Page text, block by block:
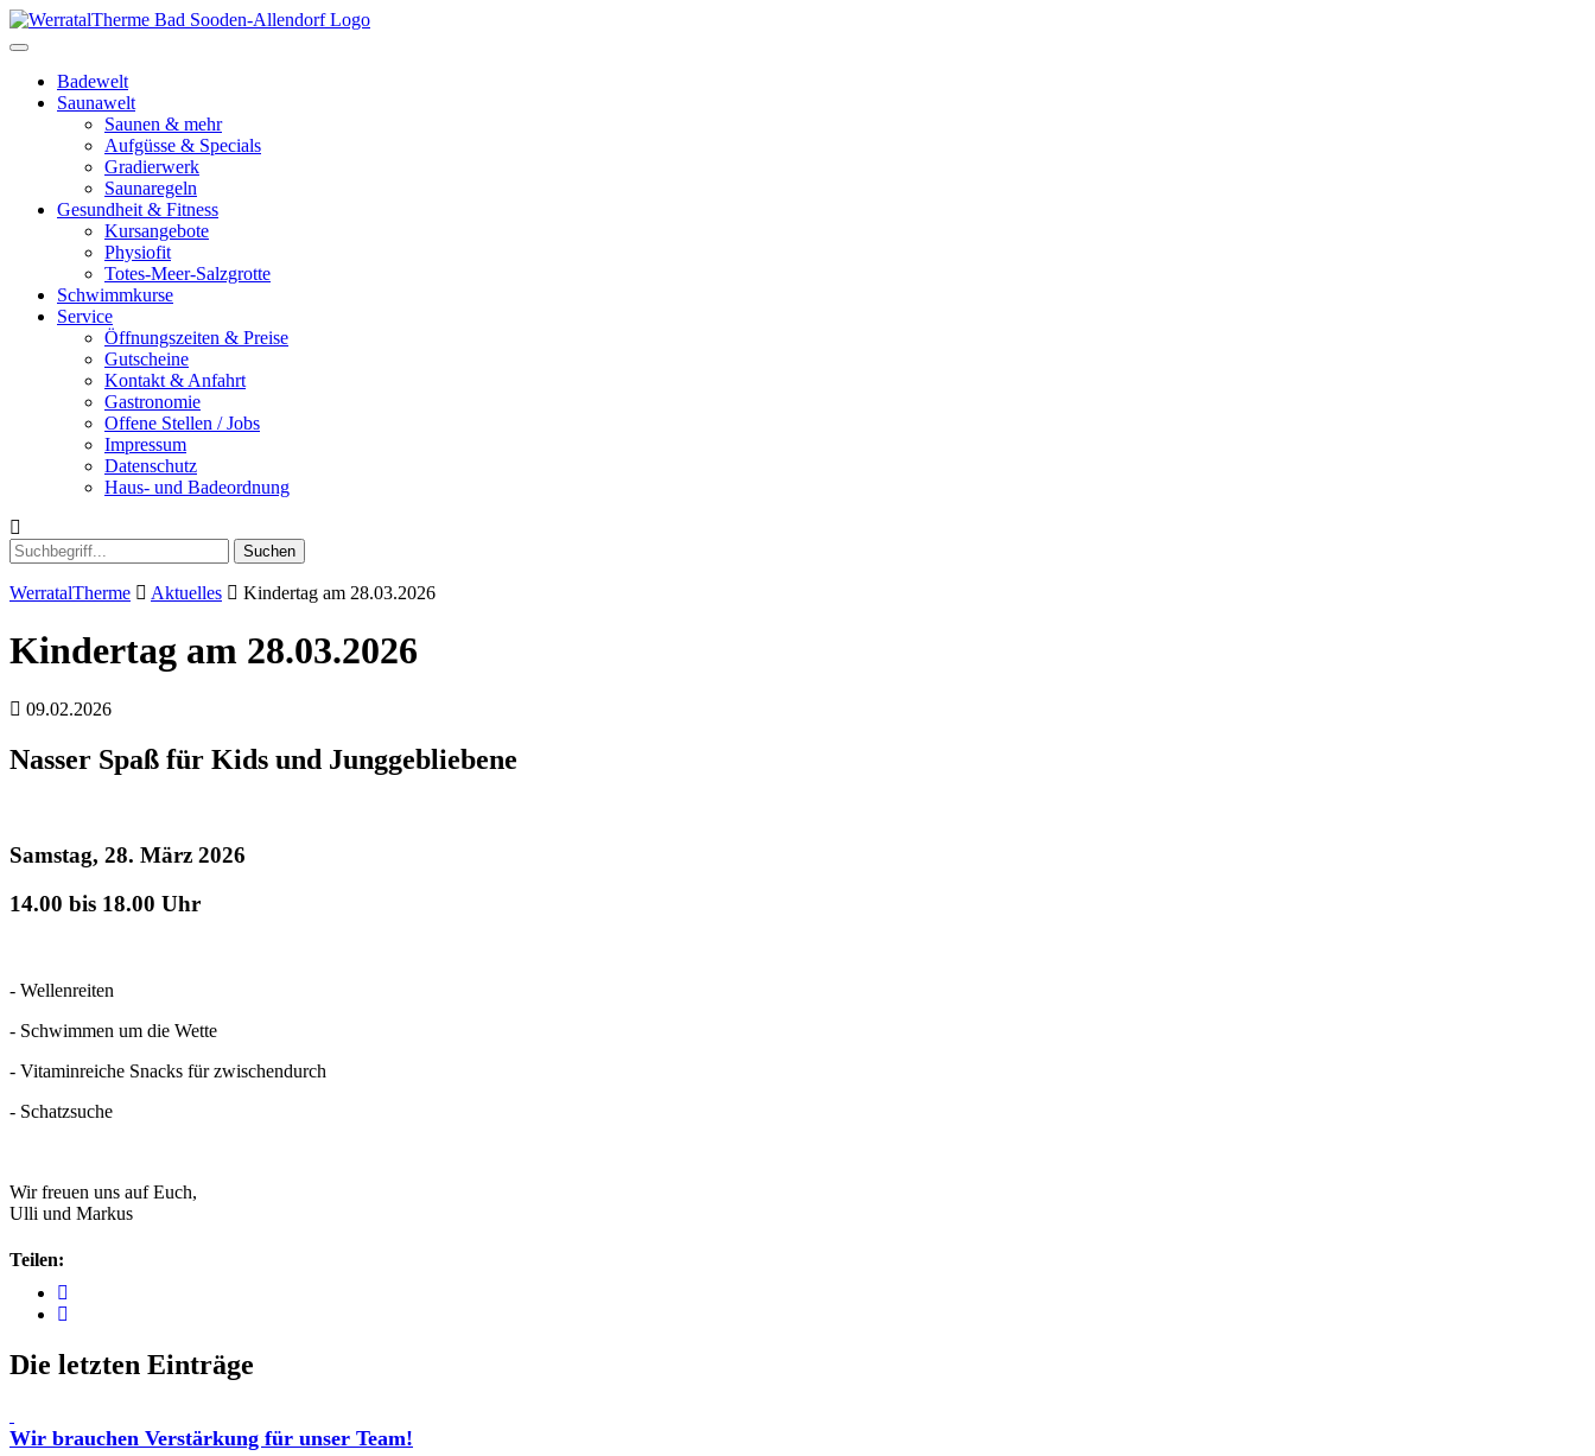
Toggle
navigationBadewelt
Saunawelt
Saunen & mehr
Aufgüsse & Specials
Gradierwerk
Saunaregeln
Gesundheit & Fitness
Kursangebote
Physiofit
Totes-Meer-Salzgrotte
Schwimmkurse
Service
Öffnungszeiten & Preise
Gutscheine
Kontakt & Anfahrt
Gastronomie
Offene Stellen / Jobs
Impressum
Datenschutz
Haus- und Badeordnung
Suchen
WerratalTherme Aktuelles Kindertag am 28.03.2026
Kindertag am 28.03.2026
09.02.2026
Nasser Spaß für Kids und Junggebliebene
Samstag, 28. März 2026
14.00 bis 18.00 Uhr
- Wellenreiten
- Schwimmen um die Wette
- Vitaminreiche Snacks für zwischendurch
- Schatzsuche
Wir freuen uns auf Euch,
Ulli und Markus
Teilen:
Die letzten Einträge
Wir brauchen Verstärkung für unser Team!